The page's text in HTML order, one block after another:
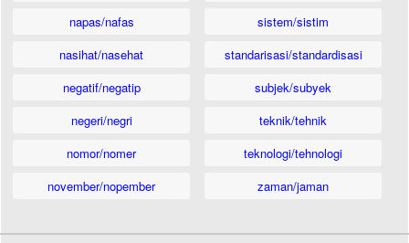
napas/nafas
nasihat/nasehat
negatif/negatip
negeri/negri
nomor/nomer
november/nopember
sistem/sistim
standarisasi/standardisasi
subjek/subyek
teknik/tehnik
teknologi/tehnologi
zaman/jaman